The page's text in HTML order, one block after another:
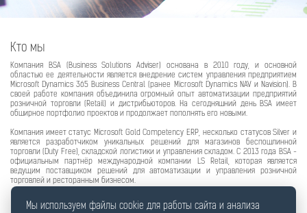
Кто мы
Компания BSA (Business Solutions Adviser) основана в 2010 году, и основной
областью ее деятельности является внедрение систем управления предприятием
Microsoft Dynamics 365 Business Central (ранее Microsoft Dynamics NAV и Navision). В
своей работе компания объединила огромный опыт автоматизации предприятий
розничной торговли (Retail) и дистрибьюторов. На сегодняшний день BSA имеет
обширное портфолио проектов и продолжает пополнять его новыми.
Компания имеет статус Microsoft Gold Competency ERP, несколько статусов Silver и
является разработчиком уникальных решений для магазинов беспошлинной
торговли (Duty Free), складской логистики и управления складом. С 2013 года BSA -
официальным партнёр международной компании LS Retail, которая является
ведущим поставщиком решений для автоматизации и управления розничной
торговлей и ресторанным бизнесом.
Мы используем файлы cookie для работы сайта и анализа